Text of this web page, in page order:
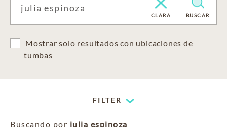
CLARA BUSCAR
Mostrar solo resultados con ubicaciones de
tumbas
FILTER
Buscando por julia espinoza